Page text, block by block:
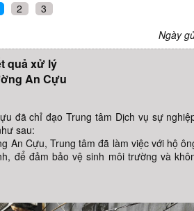
2
3
Ngày
quả xử lý
An Cựu
đã chỉ đạo Trung tâm Dịch vụ sự
sau:
An Cựu, Trung tâm đã làm việc với hộ
để đảm bảo vệ sinh môi trường và